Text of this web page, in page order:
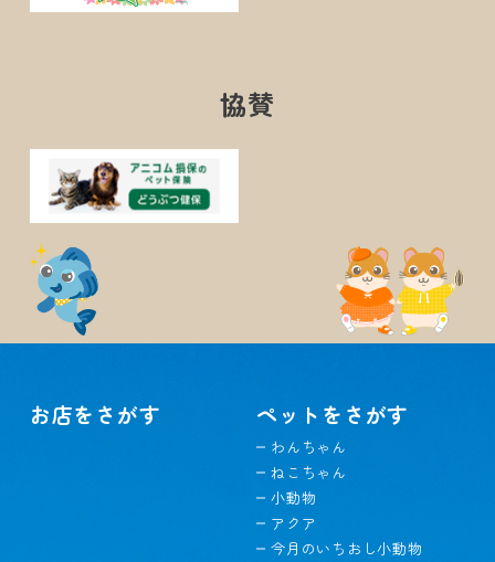
協賛
お店をさがす ペットをさがす
わんちゃん
ねこちゃん
小動物
アクア
今月のいちおし小動物